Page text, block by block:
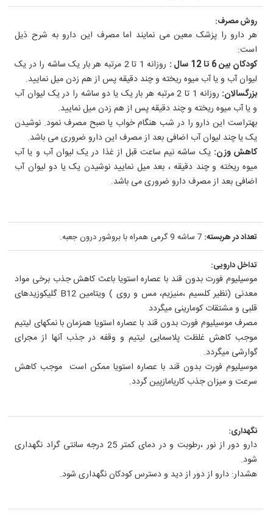
روش مصرف:
هر دارو را پزشک معین می نمایند اما مصرف این دارو به شرح ذیل
است:
کودکان بین 6 تا 12 سال :
روزانه 1 تا 2 مرتبه هر بار یک ساشه را در یک
لیوان آب و یا آب میوه ریخته و چند دقیقه پس از هم زدن میل نمایید.
بزرگسالان:
روزانه 1 تا 2 مرتبه هر بار یک یا دو ساشه را در یک لیوان آب
و یا آب میوه ریخته و چند دقیقه پس از هم زدن میل نمایید.
بهتراست این دارو را در شب هنگام خواب یا صبح مصرف نمود. نوشیدن
یک یا چند لیوان آب اضافی بعد از مصرف این دارو ضروری می باشد.
کاهش وزن: یک ساشه نیم ساعت قبل از غذا در یک لیوان آب و یا آب
میوه ریخته و چند دقیقه ، بعد میل نمایید نوشیدن یک یا دو لیوان آب
اضافی بعد از مصرف دارو ضروری می باشد.
تعداد در هربسته: 7 ساشه 9 گرمی همراه با بروشور درون جعبه.
تداخل دارویی:
موسیلیوم فورت بدون قند با عصاره استویا باعث کاهش جذب برخی مواد
معدنی (نظیر کلسیم ،منیزیم، مس و روی ) ویتامین B12 گلیکوزیدهای
قلبی و مشتقات کومارینی میگردد
مصرف موسیلیوم فورت بدون قند با عصاره استویا همزمان با نمکهای لیتیم
موجب کاهش غلظت پلاسمایی لیتیم و وقفه در جذب آنها از مجرای
گوارشی میگردد.
موسیلیوم فورت بدون قند با عصاره استویا ممکن است موجب کاهش
سرعت و میزان جذب کاریامازپین گردد.
نگهداری:
دارو دور از نور ،رطوبت و در دمای کمتر 25 درجه سانتی گراد نگهداری
شود.
هشدار: دارو از دور از دید و دسترس کودکان نگهداری شود.